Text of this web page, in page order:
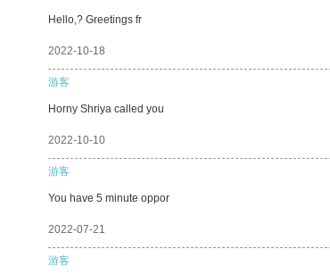
Hello,? Greetings fr
2022-10-18
游客
Horny Shriya called you
2022-10-10
游客
You have 5 minute oppor
2022-07-21
游客